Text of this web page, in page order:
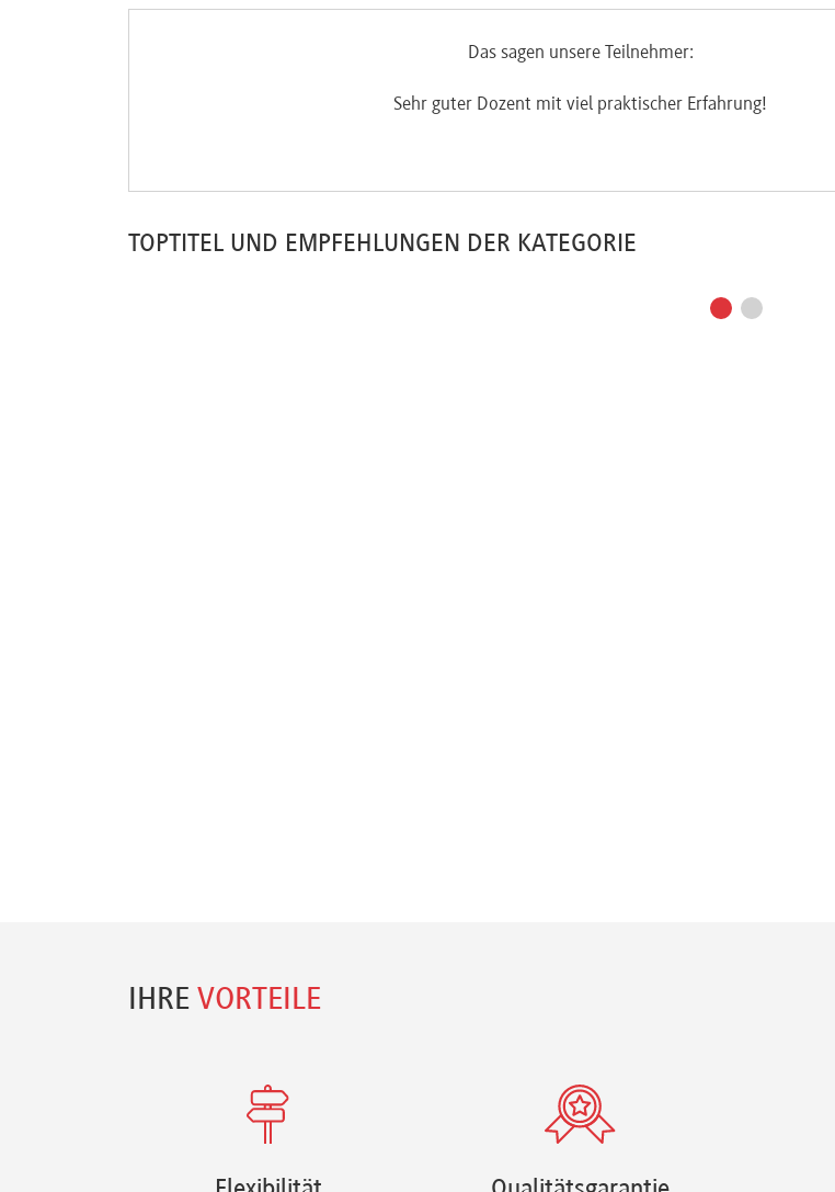
Das sagen unsere Teilnehmer:
Sehr guter Dozent mit viel praktischer Erfahrung!
TOPTITEL UND EMPFEHLUNGEN DER KATEGORIE
IHRE VORTEILE